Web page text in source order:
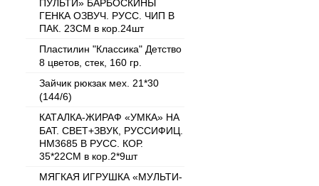
ПУЛЬТИ» БАРБОСКИНЫ
ГЕНКА ОЗВУЧ. РУСС. ЧИП В
ПАК. 23СМ в кор.24шт
Пластилин "Классика" Детство
8 цветов, стек, 160 гр.
Зайчик рюкзак мех. 21*30
(144/6)
КАТАЛКА-ЖИРАФ «УМКА» НА
БАТ. СВЕТ+ЗВУК, РУССИФИЦ.
HM3685 В РУСС. КОР.
35*22СМ в кор.2*9шт
МЯГКАЯ ИГРУШКА «МУЛЬТИ-